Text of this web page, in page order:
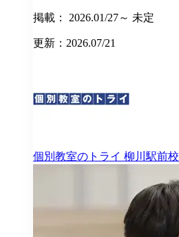
掲載： 2026.01/27～ 未定
更新：2026.07/21
個別教室のトライ 柳川駅前校